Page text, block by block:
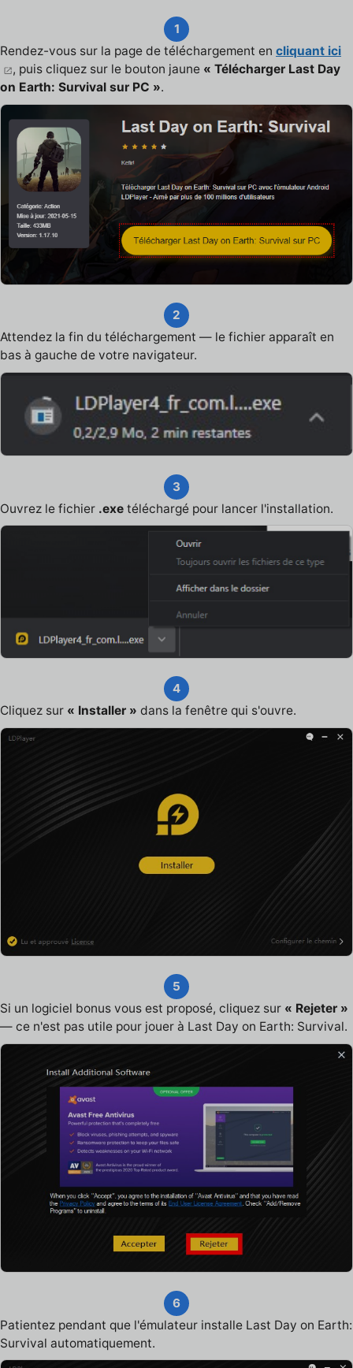
1
Rendez-vous sur la page de téléchargement en cliquant ici
, puis cliquez sur le bouton jaune « Télécharger Last Day
on Earth: Survival sur PC ».
2
Attendez la fin du téléchargement — le fichier apparaît en
bas à gauche de votre navigateur.
3
Ouvrez le fichier .exe téléchargé pour lancer l'installation.
4
Cliquez sur « Installer » dans la fenêtre qui s'ouvre.
5
Si un logiciel bonus vous est proposé, cliquez sur « Rejeter »
— ce n'est pas utile pour jouer à Last Day on Earth: Survival.
6
Patientez pendant que l'émulateur installe Last Day on Earth:
Survival automatiquement.